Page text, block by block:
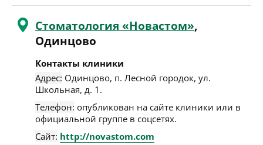
Стоматология «Новастом»,
Одинцово
Контакты клиники
Адрес: Одинцово, п. Лесной городок, ул.
Школьная, д. 1 .
Телефон: опубликован на сайте клиники или в
официальной группе в соцсетях.
Сайт: http://novastom.com